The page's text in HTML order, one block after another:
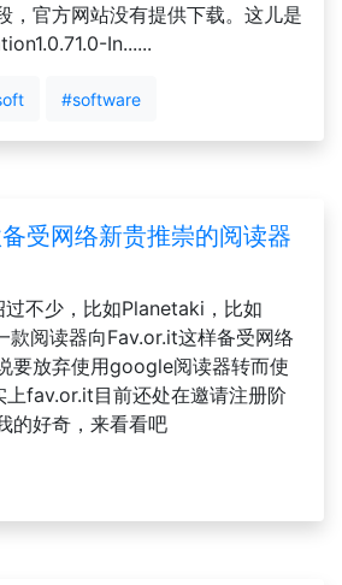
，官方网站没有提供下载。这儿是
In......
#software
受网络新贵推崇的阅读器
过不少，比如Planetaki，比如
款阅读器向Fav.or.it这样备受网络
要放弃使用google阅读器转而使
上fav.or.it目前还处在邀请注册阶
的好奇，来看看吧